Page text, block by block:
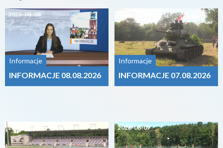
2026-08-08
Informacje
INFORMACJE 08.08.2026
2026-08-07
Informacje
INFORMACJE 07.08.2026
2026-08-07